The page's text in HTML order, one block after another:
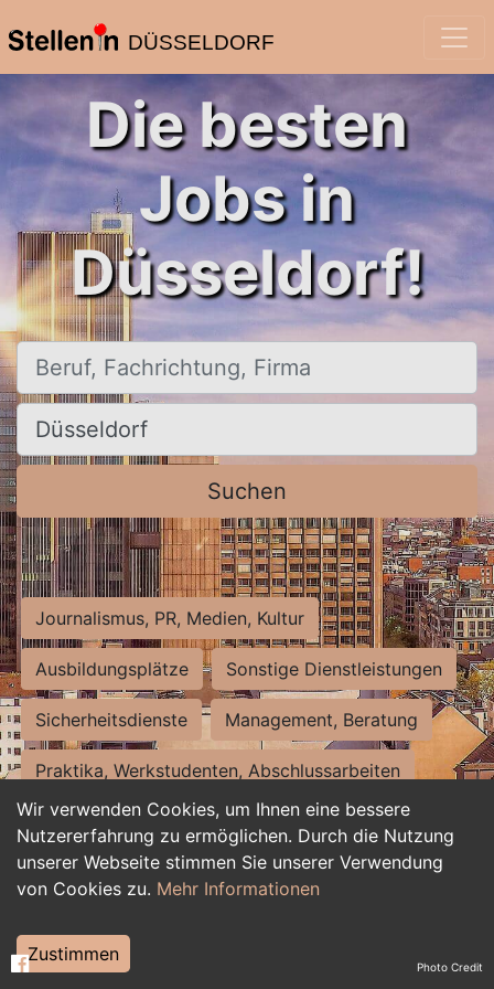
DÜSSELDORF
Wir verwenden Cookies, um Ihnen eine bessere
Nutzererfahrung zu ermöglichen. Durch die Nutzung
unserer Webseite stimmen Sie unserer Verwendung
von Cookies zu. Mehr Informationen
Zustimmen
Die besten
Jobs in
Düsseldorf!
Beruf, Fachrichtung, Firma
Ort, Stadt
Suchen
Journalismus, PR, Medien, Kultur
Ausbildungsplätze Sonstige Dienstleistungen
Sicherheitsdienste Management, Beratung
Praktika, Werkstudenten, Abschlussarbeiten
Personalwesen Assistenz, Sekretariat
Hilfskräfte, Aushilfs- und Nebenjobs
Weiterbildung, Studium, duale Ausbildung Photo Credit